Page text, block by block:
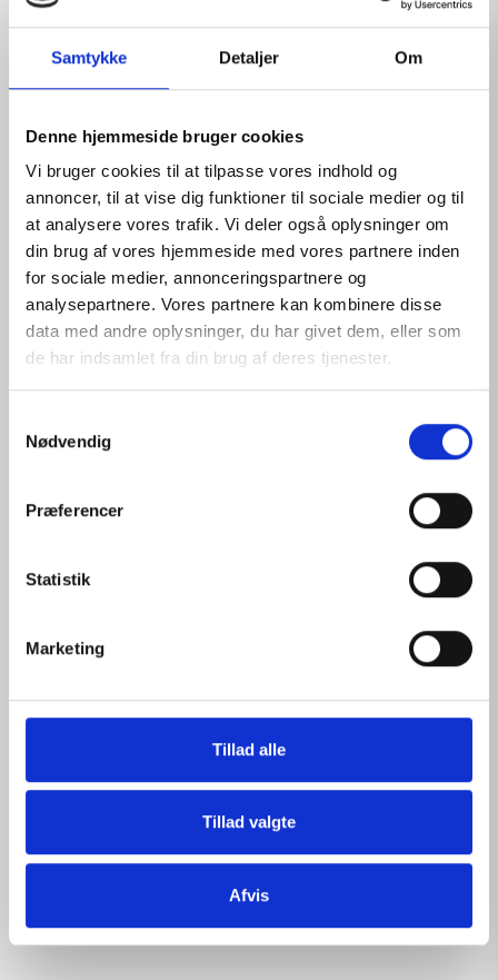
Samtykke Detaljer Om
Denne hjemmeside bruger cookies
Vi bruger cookies til at tilpasse vores indhold og
annoncer, til at vise dig funktioner til sociale medier og til
at analysere vores trafik. Vi deler også oplysninger om
din brug af vores hjemmeside med vores partnere inden
for sociale medier, annonceringspartnere og
analysepartnere. Vores partnere kan kombinere disse
data med andre oplysninger, du har givet dem, eller som
de har indsamlet fra din brug af deres tjenester.
Nødvendig
Præferencer
Statistik
Marketing
Tillad alle
Tillad valgte
Afvis
PHYSIOLOGICAL SOLUTION REFILL 16